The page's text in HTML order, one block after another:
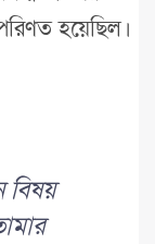
হয়েছিল।